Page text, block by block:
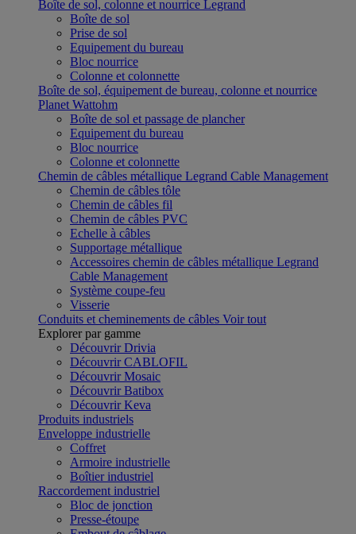
Boîte de sol, colonne et nourrice Legrand
Boîte de sol
Prise de sol
Equipement du bureau
Bloc nourrice
Colonne et colonnette
Boîte de sol, équipement de bureau, colonne et nourrice
Planet Wattohm
Boîte de sol et passage de plancher
Equipement du bureau
Bloc nourrice
Colonne et colonnette
Chemin de câbles métallique Legrand Cable Management
Chemin de câbles tôle
Chemin de câbles fil
Chemin de câbles PVC
Echelle à câbles
Supportage métallique
Accessoires chemin de câbles métallique Legrand
Cable Management
Système coupe-feu
Visserie
Conduits et cheminements de câbles Voir tout
Explorer par gamme
Découvrir Drivia
Découvrir CABLOFIL
Découvrir Mosaic
Découvrir Batibox
Découvrir Keva
Produits industriels
Enveloppe industrielle
Coffret
Armoire industrielle
Boîtier industriel
Raccordement industriel
Bloc de jonction
Presse-étoupe